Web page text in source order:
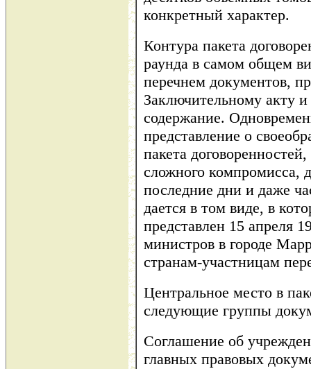
конкретный характер.
Контура пакета
раунда в самом общем
перечнем документов,
Заключительному акту
содержание.
представление о
пакета
сложного компромисса,
последние дни и даже
дается в том виде, в
представлен 15 апреля
министров в городе
странам-участницам
Центральное место в
следующие группы
Соглашение об
главных правовых